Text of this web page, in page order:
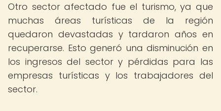
Otro sector afectado fue el turismo, ya que
muchas áreas turísticas de la región
quedaron devastadas y tardaron años en
recuperarse. Esto generó una disminución en
los ingresos del sector y pérdidas para las
empresas turísticas y los trabajadores del
sector.